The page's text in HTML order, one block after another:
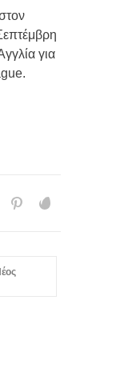
για